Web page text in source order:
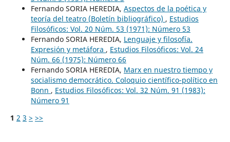
Fernando SORIA HEREDIA, Aspectos de la poética y
teoría del teatro (Boletín bibliográfico) , Estudios
Filosóficos: Vol. 20 Núm. 53 (1971): Número 53
Fernando SORIA HEREDIA, Lenguaje y filosofía.
Expresión y metáfora , Estudios Filosóficos: Vol. 24
Núm. 66 (1975): Número 66
Fernando SORIA HEREDIA, Marx en nuestro tiempo y
socialismo democrático. Coloquio científico-político en
Bonn , Estudios Filosóficos: Vol. 32 Núm. 91 (1983):
Número 91
1 2 3 > >>